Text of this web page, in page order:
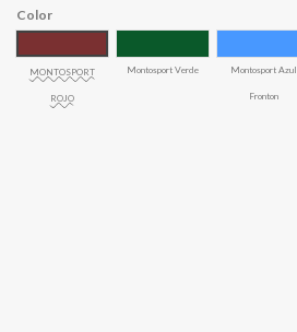
Color
MONTOSPORT
ROJO
Montosport Verde Montosport Azul
Fronton